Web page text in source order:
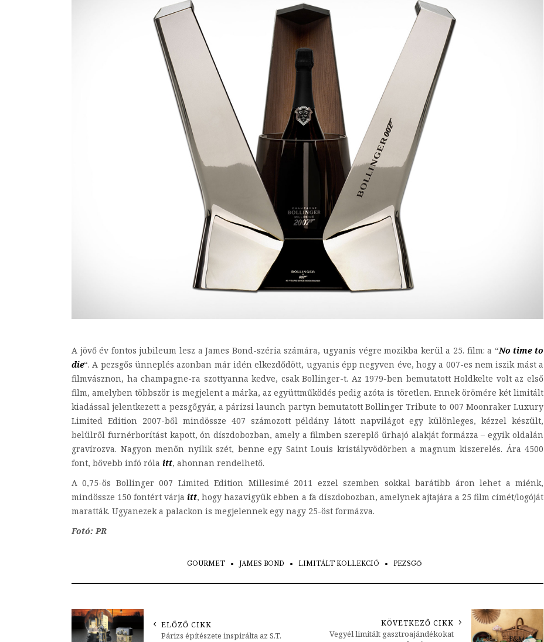
A jövő év fontos jubileum lesz a James Bond-széria számára, ugyanis végre mozikba kerül a 25. film: a “No time to
die“. A pezsgős ünneplés azonban már idén elkezdődött, ugyanis épp negyven éve, hogy a 007-es nem iszik mást a
filmvásznon, ha champagne-ra szottyanna kedve, csak Bollinger-t. Az 1979-ben bemutatott Holdkelte volt az első
film, amelyben többször is megjelent a márka, az együttműködés pedig azóta is töretlen. Ennek örömére két limitált
kiadással jelentkezett a pezsgőgyár, a párizsi launch partyn bemutatott Bollinger Tribute to 007 Moonraker Luxury
Limited Edition 2007-ből mindössze 407 számozott példány látott napvilágot egy különleges, kézzel készült,
belülről furnérborítást kapott, ón díszdobozban, amely a filmben szereplő űrhajó alakját formázza – egyik oldalán
gravírozva. Nagyon menőn nyílik szét, benne egy Saint Louis kristályvödörben a magnum kiszerelés. Ára 4500
font, bővebb infó róla itt, ahonnan rendelhető.
A 0,75-ös Bollinger 007 Limited Edition Millesimé 2011 ezzel szemben sokkal barátibb áron lehet a miénk,
mindössze 150 fontért várjaitt, hogy hazavigyük ebben a fa díszdobozban, amelynek ajtajára a 25 film címét/logóját
maratták. Ugyanezek a palackon is megjelennek egy nagy 25-öst formázva.
Fotó: PR
GOURMET JAMES BOND LIMITÁLT KOLLEKCIÓ PEZSGŐ
ELŐZŐ CIKK
Párizs építészete inspirálta az S.T.
KÖVETKEZŐ CIKK
Vegyél limitált gasztroajándékokat